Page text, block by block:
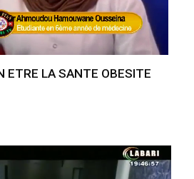
ETRE LA SANTE OBESITE